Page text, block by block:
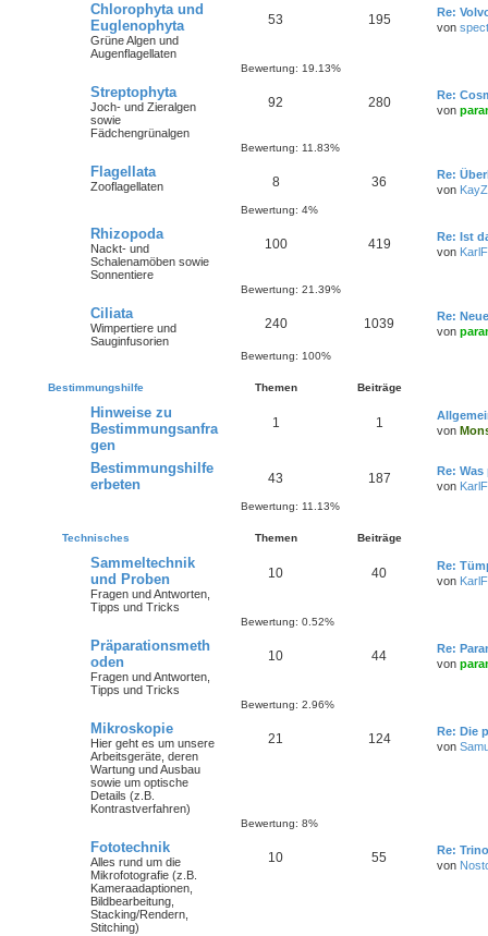
t
r
Chlorophyta und
Euglenophyta
Grüne Algen und
Augenflagellaten
53 195
Re:
von
Bewertung: 19.13%
Streptophyta
Joch- und Zieralgen
sowie
Fädchengrünalgen
92 280
Re:
von
Bewertung: 11.83%
Flagellata
Zooflagellaten 8 36
Re:
von
Bewertung: 4%
Rhizopoda
Nackt- und
Schalenamöben sowie
Sonnentiere
100 419
Re: Ist
von
Bewertung: 21.39%
Ciliata
Wimpertiere und
Sauginfusorien
240 1039
Re:
von
Bewertung: 100%
Bestimmungshilfe Themen Beiträge
Hinweise zu
Bestimmungsanfra
gen
1 1
von
Bestimmungshilfe
erbeten
43 187
Re:
von
Bewertung: 11.13%
Technisches Themen Beiträge
Sammeltechnik
und Proben
Fragen und Antworten,
Tipps und Tricks
10 40
Re:
von
Bewertung: 0.52%
Präparationsmeth
oden
Fragen und Antworten,
Tipps und Tricks
10 44
Re:
von
Bewertung: 2.96%
Mikroskopie
Hier geht es um unsere
Arbeitsgeräte, deren
Wartung und Ausbau
sowie um optische
Details (z.B.
Kontrastverfahren)
21 124
Re: Die
von
Bewertung: 8%
Fototechnik
Alles rund um die
Mikrofotografie (z.B.
Kameraadaptionen,
Bildbearbeitung,
Stacking/Rendern,
Stitching)
10 55
Re:
von